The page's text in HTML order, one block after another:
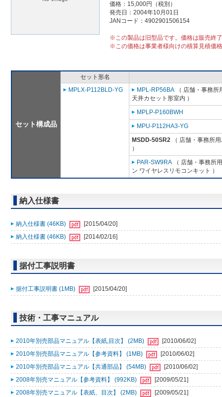
価格：15,000円（税別）
発売日：2004年10月01日
JANコード：4902901506154
※この製品は旧型品です。価格は販売終
※この価格は事業者様向けの積算見積価
セット構成品
セット形名
MPLX-P112BLD-YG
MPL-RP56BA （ 店舗・事務
天井カセット形室内 ）
MPLP-P160BWH
MPU-P112HA3-YG
MSDD-50SR2 （ 店舗・事務所
）
PAR-SW9RA （ 店舗・事務所
ン ワイヤレスリモコンキット ）
納入仕様書
納入仕様書 (46KB)
[2015/04/20]
納入仕様書 (46KB)
[2014/02/16]
据付工事説明書
据付工事説明書 (1MB) [2015/04/20]
技術・工事マニュアル
2010年別売部品マニュアル【表紙,目次】 (2MB)
[2010/06/02]
2010年別売部品マニュアル【参考資料】 (1MB)
[2010/06/02]
2010年別売部品マニュアル【共通部品】 (54MB)
[2010/06/02]
2008年別売マニュアル【参考資料】 (992KB)
[2009/05/21]
2008年別売マニュアル【表紙、目次】 (2MB)
[2009/05/21]